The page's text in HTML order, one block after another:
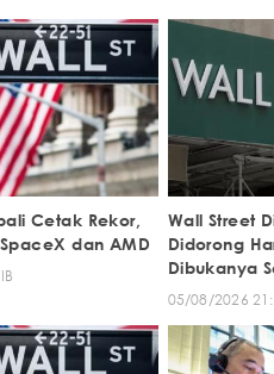
Cetak Rekor,
dan AMD
Wall Street
Didorong
Dibukanya
05/08/2026